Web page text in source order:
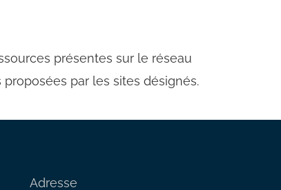
présentes sur le réseau
par les sites désignés.
Adresse